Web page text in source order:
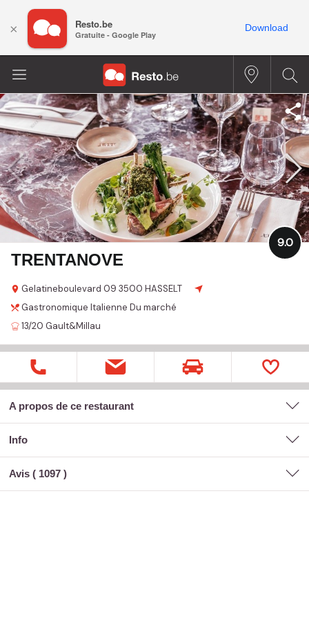
TRENTANOVE
Gelatineboulevard 09 3500 HASSELT
9.0
Gastronomique Italienne Du marché
13/20 Gault&Millau
A propos de ce restaurant
Info
Avis ( 1097 )
× Resto.be
Gratuite - Google Play
Download